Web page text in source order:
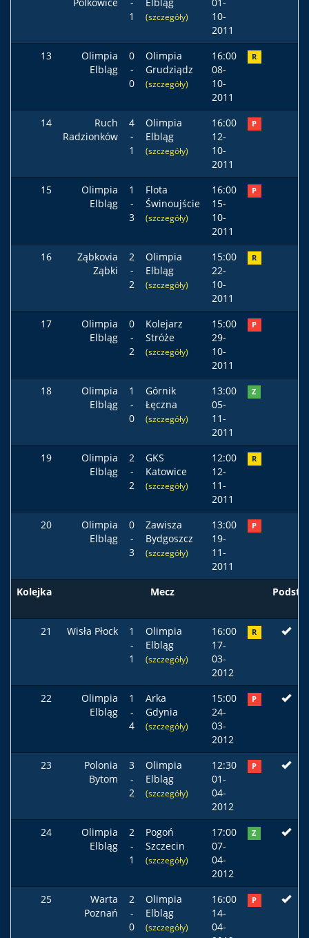
1
(szczegóły)
10-
2011
13
Olimpia
Elbląg
0
-
0
Olimpia
Grudziądz
(szczegóły)
16:00
08-
10-
2011
R
14
Ruch
Radzionków
4
-
1
Olimpia
Elbląg
(szczegóły)
16:00
12-
10-
2011
P
15
Olimpia
Elbląg
1
-
3
Flota
Świnoujście
(szczegóły)
16:00
15-
10-
2011
P
16
Ząbkovia
Ząbki
2
-
2
Olimpia
Elbląg
(szczegóły)
15:00
22-
10-
2011
R
17
Olimpia
Elbląg
0
-
2
Kolejarz
Stróże
(szczegóły)
15:00
29-
10-
2011
P
18
Olimpia
Elbląg
1
-
0
Górnik
Łęczna
(szczegóły)
13:00
05-
11-
2011
Z
19
Olimpia
Elbląg
2
-
2
GKS
Katowice
(szczegóły)
12:00
12-
11-
2011
R
20
Olimpia
Elbląg
0
-
3
Zawisza
Bydgoszcz
(szczegóły)
13:00
19-
11-
2011
P
Kolejka Mecz Podst
21 Wisła Płock
1
-
1
Olimpia
Elbląg
(szczegóły)
16:00
17-
03-
2012
R
22
Olimpia
Elbląg
1
-
4
Arka
Gdynia
(szczegóły)
15:00
24-
03-
2012
P
23
Polonia
Bytom
3
-
2
Olimpia
Elbląg
(szczegóły)
12:30
01-
04-
2012
P
24
Olimpia
Elbląg
2
-
1
Pogoń
Szczecin
(szczegóły)
17:00
07-
04-
2012
Z
25
Warta
Poznań
2
-
0
Olimpia
Elbląg
(szczegóły)
16:00
14-
04-
P